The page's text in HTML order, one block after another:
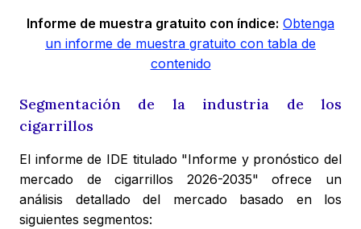
Informe de muestra gratuito con índice: Obtenga
un informe de muestra gratuito con tabla de
contenido
Segmentación de la industria de los
cigarrillos
El informe de IDE titulado "Informe y pronóstico del
mercado de cigarrillos 2026-2035" ofrece un
análisis detallado del mercado basado en los
siguientes segmentos: